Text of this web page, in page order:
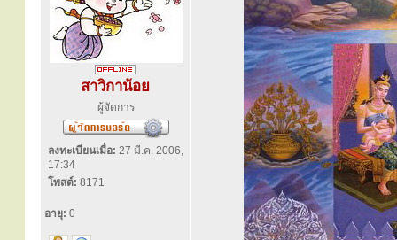
สาวิกาน้อย
ผู้จัดการ
ลงทะเบียนเมื่อ: 27 มี.ค. 2006,
17:34
โพสต์: 8171
อายุ: 0